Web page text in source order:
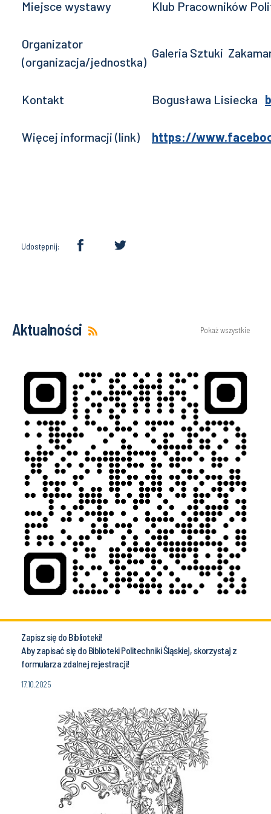
Miejsce wystawy Klub Pracowników
Organizator
(organizacja/jednostka)
Galeria Sztuki
Kontakt Bogusława Lisiecka
Więcej informacji (link) https://
Udostępnij:
Aktualności Pokaż wszystkie
Zapisz się do Biblioteki!
Aby zapisać się do Biblioteki Politechniki Śląskiej, skorzystaj z
formularza zdalnej rejestracji!
17.10.2025